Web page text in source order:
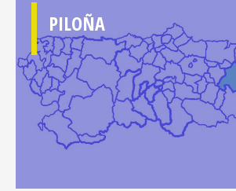
PILOÑA